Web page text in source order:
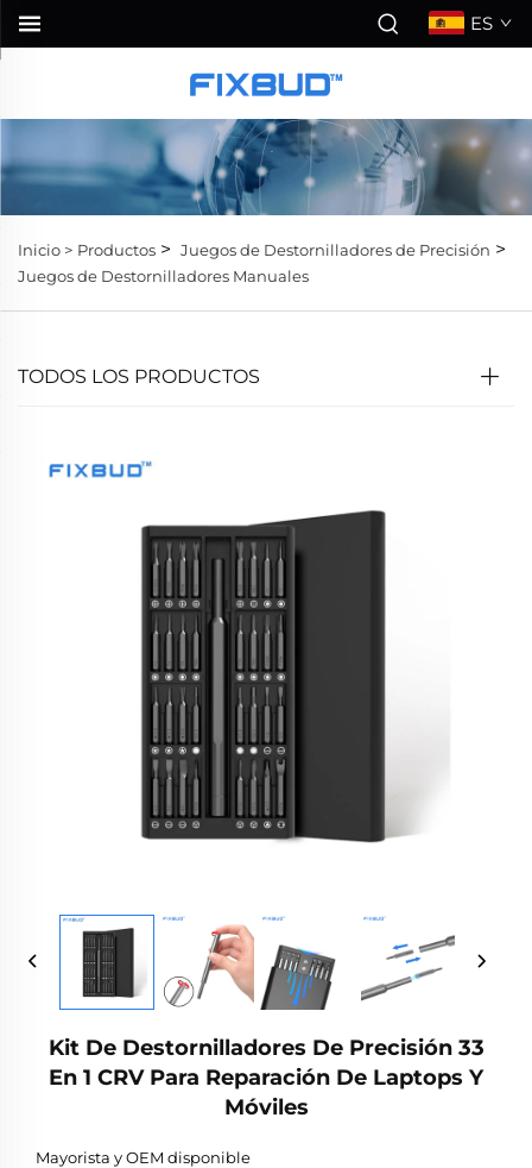
ES
Inicio > Productos > Juegos de Destornilladores de Precisión >
Juegos de Destornilladores Manuales
TODOS LOS PRODUCTOS
Kit De Destornilladores De Precisión 33
En 1 CRV Para Reparación De Laptops Y
Móviles
Mayorista y OEM disponible